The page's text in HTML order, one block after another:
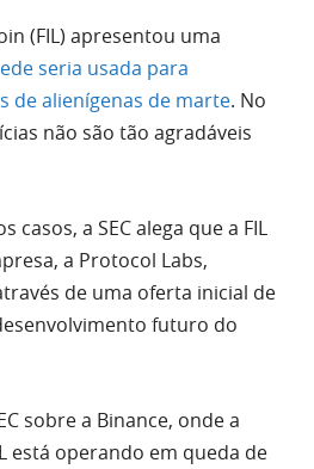
(FIL) apresentou uma
seria usada para
de alienígenas de marte. No
não são tão agradáveis
casos, a SEC alega que a FIL
a Protocol Labs,
de uma oferta inicial de
futuro do
sobre a Binance, onde a
está operando em queda de